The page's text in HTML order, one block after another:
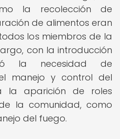
la recolección de
de alimentos eran
los miembros de la
con la introducción
la necesidad de
manejo y control del
la aparición de roles
la comunidad, como
del fuego.